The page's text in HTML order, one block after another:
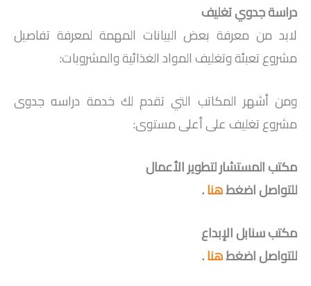
دراسة جدوي تغليف
لابد من معرفة بعض البيانات المهمة لمعرفة تفاصيل
مشروع تعبئة وتغليف المواد الغذائية والمشروبات:
ومن أشهر المكاتب التي تقدم لك خدمة دراسه جدوى
مشروع تغليف على أعلى مستوى:
مكتب المستشار لتطوير الأعمال
للتواصل اضغطهنا.
مكتب سنابل الإبداع
للتواصل اضغطهنا.